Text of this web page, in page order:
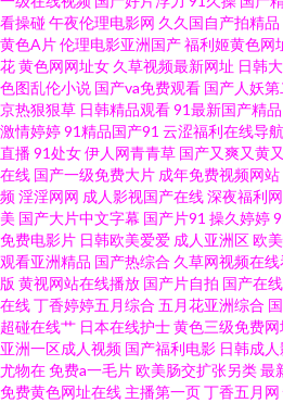
本www 影音先锋少妇黑丝 成人福利网 人人
青草婷婷五月天 91九色porn蝌科 久久大伊
九 91超碰porn 国产黄色免费区 午夜三级A
91电影院女人的天堂 另类深喉TV 91成人福
人海角社区 俺去y俺去 欧女12p1区 91人人
日韩国产精 国产精品熟女久久 先锋av东京
91后入美女蜜桃 国产色情精品一区二区 亚
看操碰午夜伦理电影网 久久国自产拍精品
黄色A片伦理电影亚洲国产福利姬黄色网
花黄色网网址女 久草视频最新网址 日韩
色图乱伦小说 国产va免费观看 国产人妖第
京热狠狠草 日韩精品观看91最新国产精品
激情婷婷91精品国产91 云涩福利在线导航
直播91处女伊人网青青草 国产又爽又黄
在线 国产一级免费大片 成年免费视频网站
频淫淫网网 成人影视国产在线深夜福利
美 国产大片中文字幕 国产片91 操久婷婷
免费电影片 日韩欧美爱爱 成人亚洲区欧
观看亚洲精品 国产热综合 久草网视频在线
版 黄视网站在线播放 国产片自拍 国产在
在线丁香婷婷五月综合 五月花亚洲综合
超碰在线艹 日本在线护士黄色三级免费网
亚洲一区成人视频 国产福利电影 日韩成
尤物在免费a一毛片欧美肠交扩张另类最
免费黄色网址在线 主播第一页丁香五月网